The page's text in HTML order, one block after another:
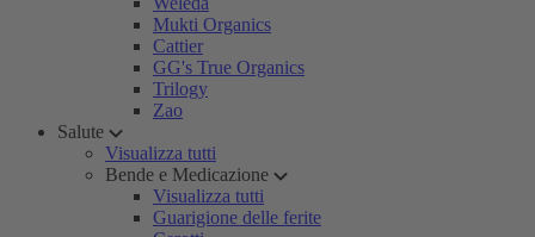
Mukti Organics
Cattier
GG's True Organics
Trilogy
Zao
Salute
Visualizza tutti
Bende e Medicazione
Visualizza tutti
Guarigione delle ferite